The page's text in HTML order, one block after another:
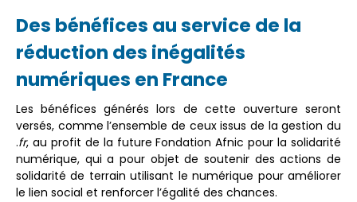
Des bénéfices au service de la
réduction des inégalités
numériques en France
Les bénéfices générés lors de cette ouverture seront
versés, comme l’ensemble de ceux issus de la gestion du
.fr, au profit de la future Fondation Afnic pour la solidarité
numérique, qui a pour objet de soutenir des actions de
solidarité de terrain utilisant le numérique pour améliorer
le lien social et renforcer l’égalité des chances.